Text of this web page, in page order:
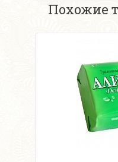
Похожие